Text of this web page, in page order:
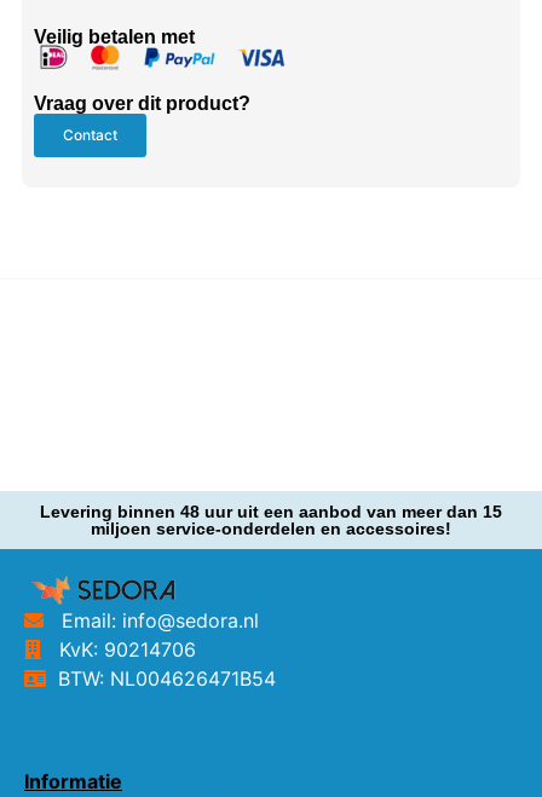
Veilig betalen met
Vraag over dit product?
Contact
Levering binnen 48 uur uit een aanbod van meer dan 15
miljoen service-onderdelen en accessoires!
Email: info@sedora.nl
KvK: 90214706
BTW: NL004626471B54
Informatie